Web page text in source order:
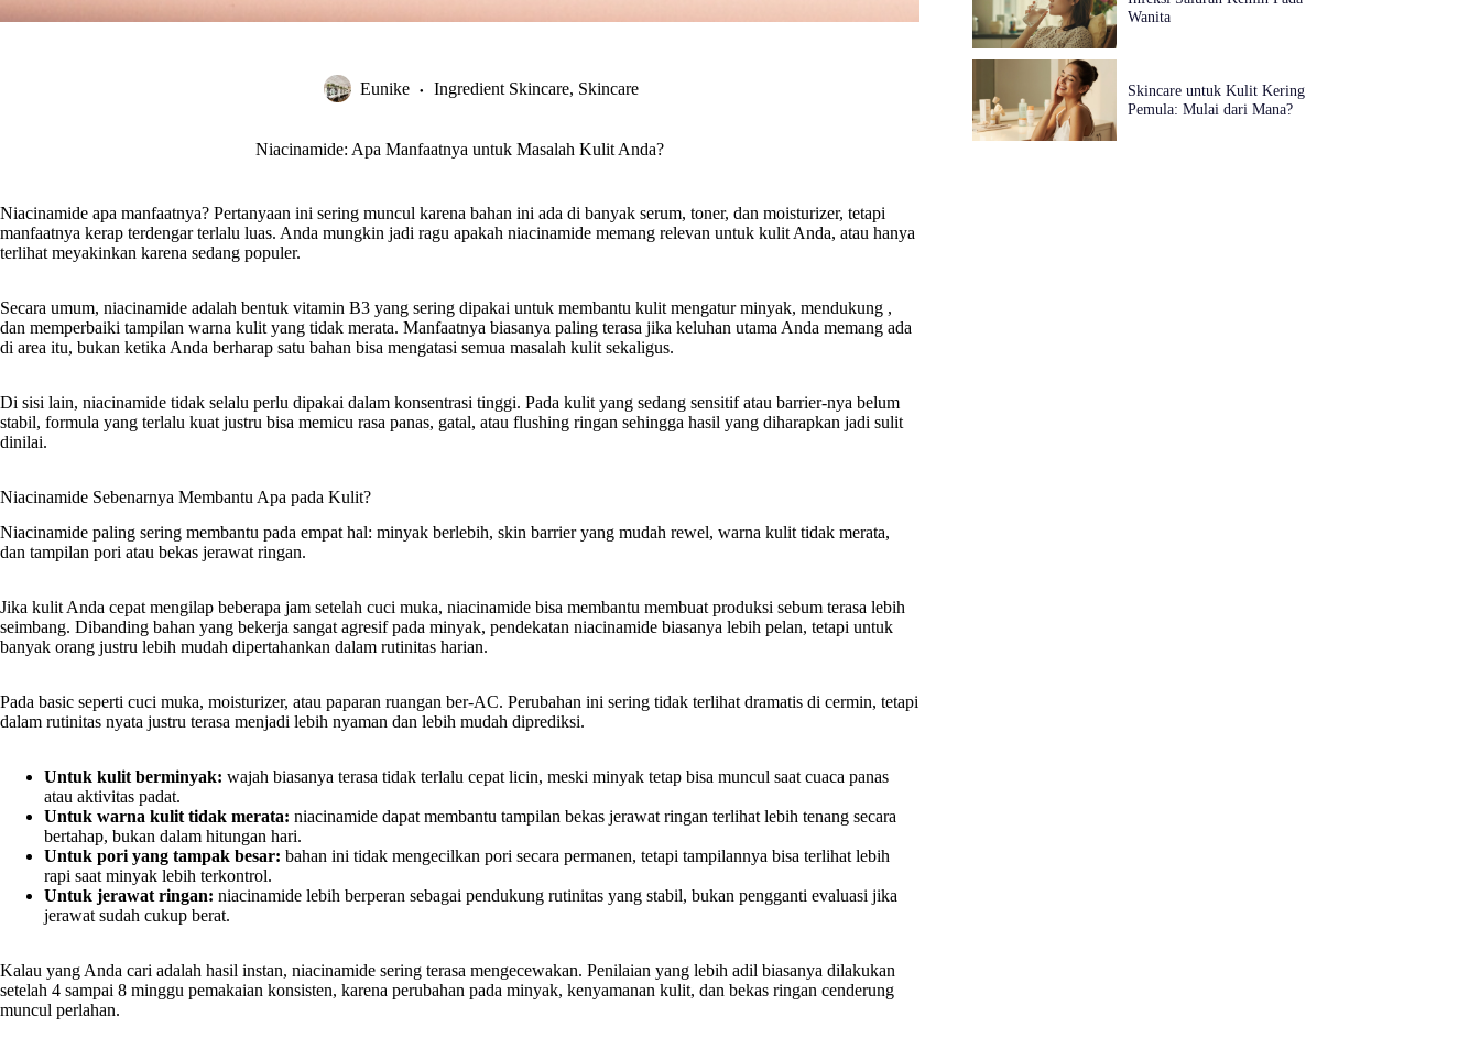
Eunike Ingredient Skincare, Skincare
Niacinamide: Apa Manfaatnya untuk Masalah Kulit Anda?
Niacinamide apa manfaatnya? Pertanyaan ini sering muncul karena bahan ini ada di banyak serum, toner, dan moisturizer, tetapi
manfaatnya kerap terdengar terlalu luas. Anda mungkin jadi ragu apakah niacinamide memang relevan untuk kulit Anda, atau hanya
terlihat meyakinkan karena sedang populer.
Secara umum, niacinamide adalah bentuk vitamin B3 yang sering dipakai untuk membantu kulit mengatur minyak, mendukung ,
dan memperbaiki tampilan warna kulit yang tidak merata. Manfaatnya biasanya paling terasa jika keluhan utama Anda memang ada
di area itu, bukan ketika Anda berharap satu bahan bisa mengatasi semua masalah kulit sekaligus.
Di sisi lain, niacinamide tidak selalu perlu dipakai dalam konsentrasi tinggi. Pada kulit yang sedang sensitif atau barrier-nya belum
stabil, formula yang terlalu kuat justru bisa memicu rasa panas, gatal, atau flushing ringan sehingga hasil yang diharapkan jadi sulit
dinilai.
Niacinamide Sebenarnya Membantu Apa pada Kulit?
Niacinamide paling sering membantu pada empat hal: minyak berlebih, skin barrier yang mudah rewel, warna kulit tidak merata,
dan tampilan pori atau bekas jerawat ringan.
Jika kulit Anda cepat mengilap beberapa jam setelah cuci muka, niacinamide bisa membantu membuat produksi sebum terasa lebih
seimbang. Dibanding bahan yang bekerja sangat agresif pada minyak, pendekatan niacinamide biasanya lebih pelan, tetapi untuk
banyak orang justru lebih mudah dipertahankan dalam rutinitas harian.
Pada basic seperti cuci muka, moisturizer, atau paparan ruangan ber-AC. Perubahan ini sering tidak terlihat dramatis di cermin, tetapi
dalam rutinitas nyata justru terasa menjadi lebih nyaman dan lebih mudah diprediksi.
Untuk kulit berminyak: wajah biasanya terasa tidak terlalu cepat licin, meski minyak tetap bisa muncul saat cuaca panas
atau aktivitas padat.
Untuk warna kulit tidak merata: niacinamide dapat membantu tampilan bekas jerawat ringan terlihat lebih tenang secara
bertahap, bukan dalam hitungan hari.
Untuk pori yang tampak besar: bahan ini tidak mengecilkan pori secara permanen, tetapi tampilannya bisa terlihat lebih
rapi saat minyak lebih terkontrol.
Untuk jerawat ringan: niacinamide lebih berperan sebagai pendukung rutinitas yang stabil, bukan pengganti evaluasi jika
jerawat sudah cukup berat.
Kalau yang Anda cari adalah hasil instan, niacinamide sering terasa mengecewakan. Penilaian yang lebih adil biasanya dilakukan
setelah 4 sampai 8 minggu pemakaian konsisten, karena perubahan pada minyak, kenyamanan kulit, dan bekas ringan cenderung
muncul perlahan.
Wanita
Skincare untuk Kulit Kering
Pemula: Mulai dari Mana?